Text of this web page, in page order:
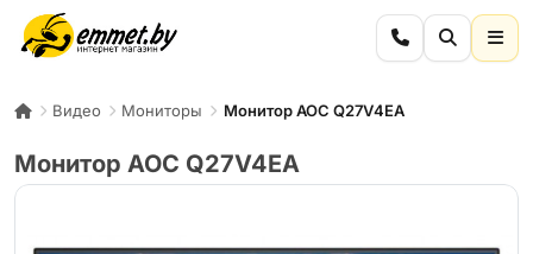
Видео Мониторы Монитор AOC Q27V4EA
Монитор AOC Q27V4EA